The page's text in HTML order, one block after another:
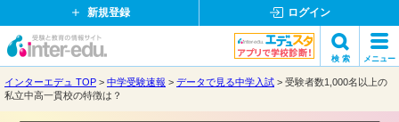
新規登録 ログイン
受
と
検 索 メニュー
検索
閉
る
インターエデュ TOP 中学受験速報 データで見る中学入試
受験者数1,000名以上の
私立中高一貫校の特徴は？